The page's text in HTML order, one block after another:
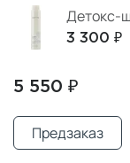
Детокс-
3 300 ₽
5 550 ₽
Предзаказ